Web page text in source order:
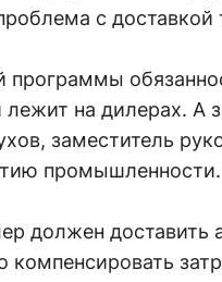
с доставкой
лежит на дилерах. А
заместитель
промышленности.
должен доставить
компенсировать